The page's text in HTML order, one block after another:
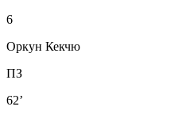
6
Оркун Кекчю
ПЗ
62’